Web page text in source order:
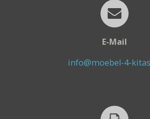
E-Mail
info@moebel-4-